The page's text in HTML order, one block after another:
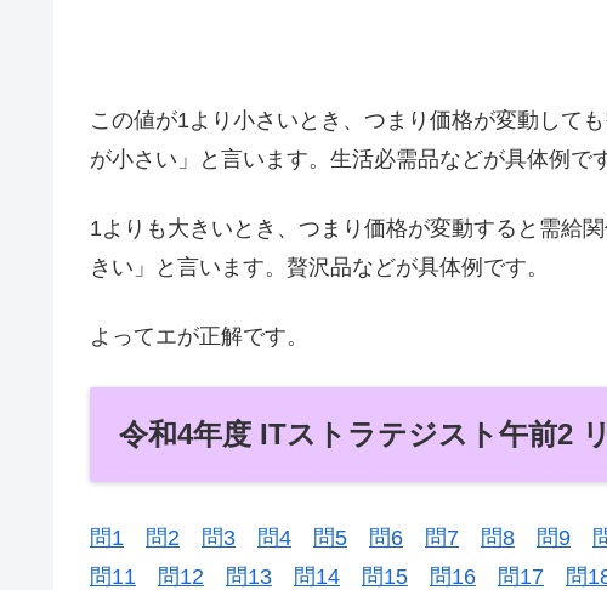
この値が1より小さいとき、つまり価格が変動して
が小さい」と言います。生活必需品などが具体例です
1よりも大きいとき、つまり価格が変動すると需給
きい」と言います。贅沢品などが具体例です。
よってエが正解です。
令和4年度 ITストラテジスト午前2
問1 問2 問3 問4 問5 問6 問7 問8 問9
問11
問12 問13 問14 問15 問16 問17
問